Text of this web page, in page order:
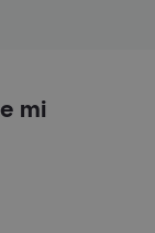
mi